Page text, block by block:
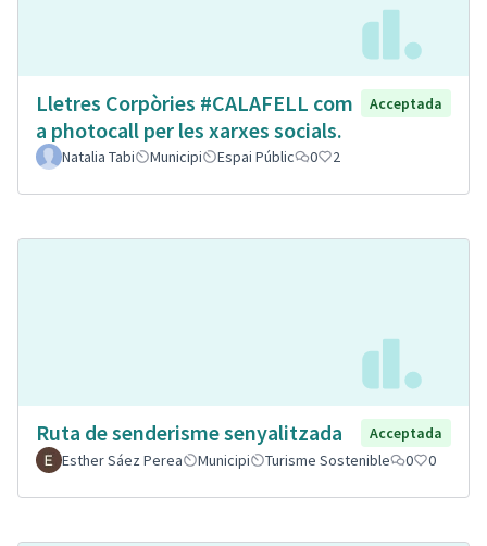
Lletres Corpòries #CALAFELL com
a photocall per les xarxes socials.
Acceptada
Natalia Tabi Municipi Espai Públic 0 2
Ruta de senderisme senyalitzada
Acceptada
Esther Sáez Perea
Municipi Turisme Sostenible 0 0